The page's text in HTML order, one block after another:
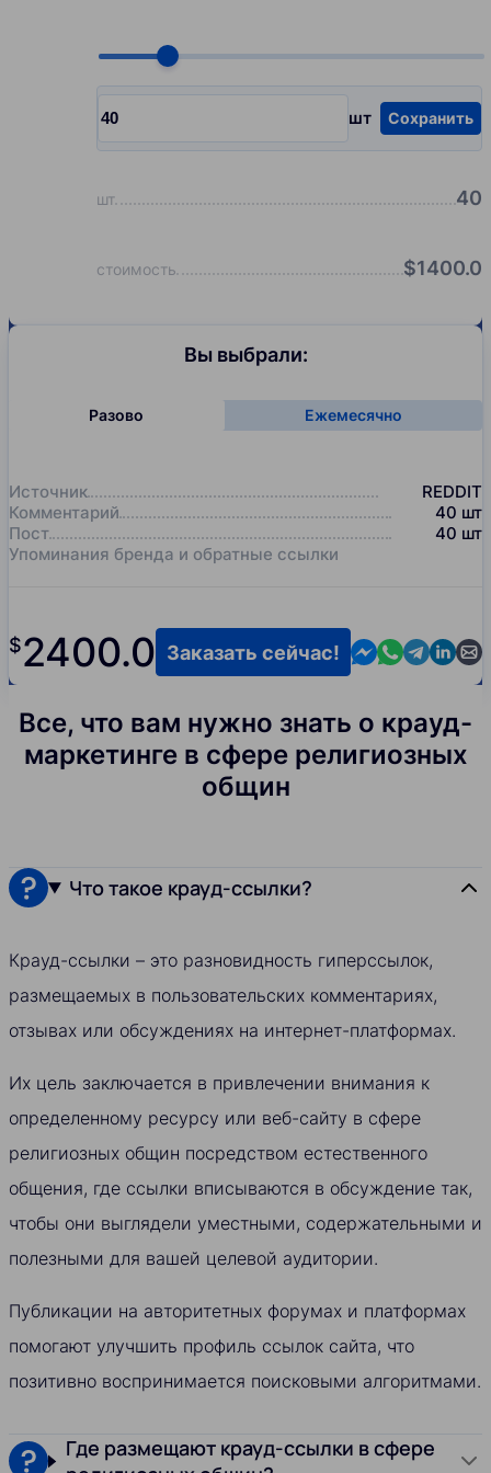
Choose quantity, pcs
шт
Input quantity, pcs Сохранить
шт 40
стоимость $1400.0
Вы выбрали:
Разово Ежемесячно
Источник
REDDIT
Комментарий
40 шт
Пост
40 шт
Упоминания бренда и обратные ссылки
$2400.0 Contact us in
Contact us
Contact
Заказать сейчас!
Все, что вам нужно знать о крауд-
маркетинге в сфере религиозных
общин
Что такое крауд-ссылки?
Крауд-ссылки – это разновидность гиперссылок,
размещаемых в пользовательских комментариях,
отзывах или обсуждениях на интернет-платформах.
Их цель заключается в привлечении внимания к
определенному ресурсу или веб-сайту в сфере
религиозных общин посредством естественного
общения, где ссылки вписываются в обсуждение так,
чтобы они выглядели уместными, содержательными и
полезными для вашей целевой аудитории.
Публикации на авторитетных форумах и платформах
помогают улучшить профиль ссылок сайта, что
позитивно воспринимается поисковыми алгоритмами.
Где размещают крауд-ссылки в сфере